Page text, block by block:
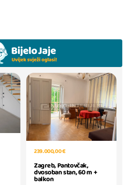
239.000,00 €
Zagreb, Pantovčak,
dvosoban stan, 60 m +
balkon